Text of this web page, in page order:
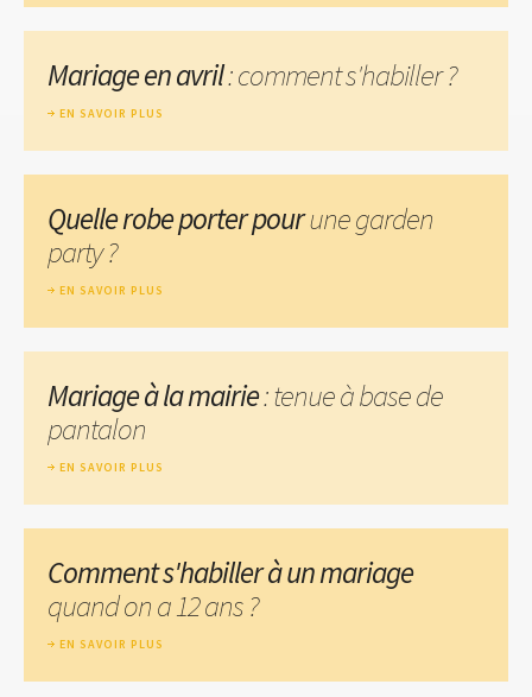
Mariage en avril: comment s'habiller ?
EN SAVOIR PLUS
Quelle robe porter pourune garden
party ?
EN SAVOIR PLUS
Mariage à la mairie: tenue à base de
pantalon
EN SAVOIR PLUS
Comment s'habiller à un mariage
quand on a 12 ans ?
EN SAVOIR PLUS